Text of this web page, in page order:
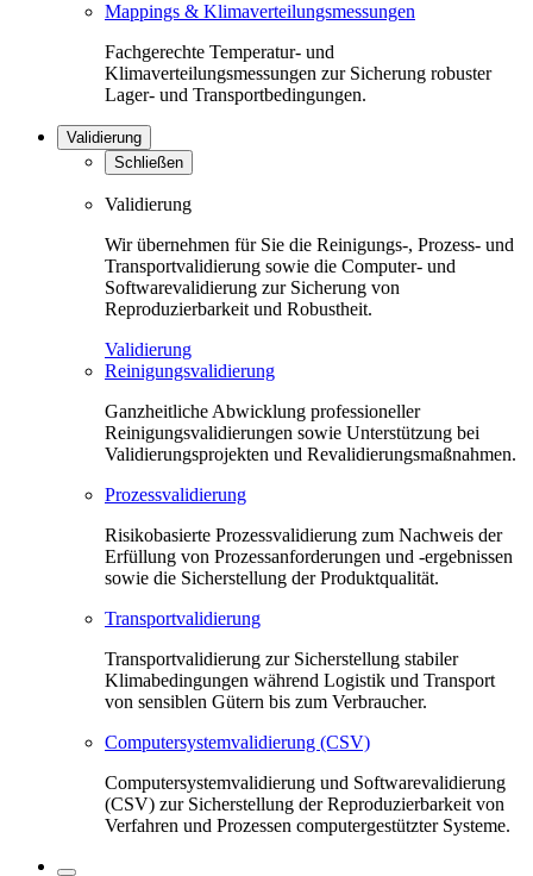
Mappings & Klimaverteilungsmessungen
Fachgerechte Temperatur- und
Klimaverteilungsmessungen zur Sicherung robuster
Lager- und Transportbedingungen.
Validierung
Schließen
Validierung
Wir übernehmen für Sie die Reinigungs-, Prozess- und
Transportvalidierung sowie die Computer- und
Softwarevalidierung zur Sicherung von
Reproduzierbarkeit und Robustheit.
Validierung
Reinigungsvalidierung
Ganzheitliche Abwicklung professioneller
Reinigungsvalidierungen sowie Unterstützung bei
Validierungsprojekten und Revalidierungsmaßnahmen.
Prozessvalidierung
Risikobasierte Prozessvalidierung zum Nachweis der
Erfüllung von Prozessanforderungen und -ergebnissen
sowie die Sicherstellung der Produktqualität.
Transportvalidierung
Transportvalidierung zur Sicherstellung stabiler
Klimabedingungen während Logistik und Transport
von sensiblen Gütern bis zum Verbraucher.
Computersystemvalidierung (CSV)
Computersystemvalidierung und Softwarevalidierung
(CSV) zur Sicherstellung der Reproduzierbarkeit von
Verfahren und Prozessen computergestützter Systeme.